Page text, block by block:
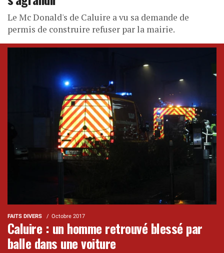
Le Mc Donald's de Caluire a vu sa demande de
permis de construire refuser par la mairie.
FAITS DIVERS Octobre 2017
Caluire : un homme retrouvé blessé par
balle dans une voiture